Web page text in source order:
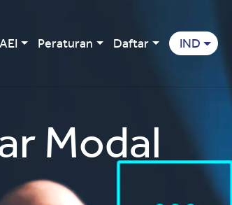
Peraturan Daftar IND
Modal